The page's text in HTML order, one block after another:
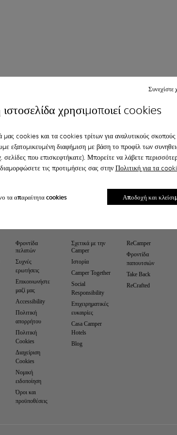
χρησιμοποιεί cookies
μας cookies και τα cookies τρίτων για αναλυτικούς σκοπούς
εξατομικευμένη διαφήμιση με βάση το προφίλ των
σελίδες που επισκεφτήκατε). Μπορείτε να λάβετε
τις προτιμήσεις σας στην Πολιτική για τα
τα απαραίτητα cookies Αποδοχή και
Φροντίδα
πελατών
Συχνές
ερωτήσεις
Επικοινωνήστε
μαζί μας
Accessibility
Πολιτική
απορρήτου
Πολιτική
Cookies
Διαχείριση
Cookies
Νομική
ειδοποίηση
Όροι και
προϋποθέσεις
Σχετικά με την
Camper
Ιστορία
Camper Together
Social
Responsibility
Επιχειρηματικές
ευκαιρίες
Casa Camper
Hotels
Blog
ReCamper
Φροντίδα
παπουτσιών
Take Back
ReCrafted